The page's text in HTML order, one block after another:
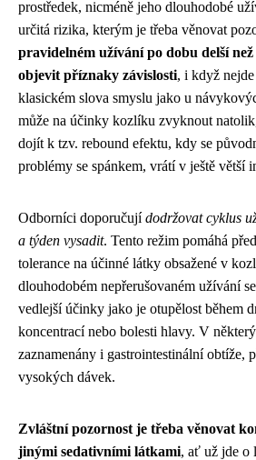
prostředek, nicméně jeho dlouhodobé
určitá rizika, kterým je třeba věnovat
pravidelném užívání po dobu delší než
objevit příznaky závislosti, i když
klasickém slova smyslu jako u
může na účinky kozlíku zvyknout
dojít k tzv. rebound efektu, kdy se
problémy se spánkem, vrátí v ještě větší
Odborníci doporučujídodržovat cyklus
a týden vysadit. Tento režim pomáhá
tolerance na účinné látky obsažené v
dlouhodobém nepřerušovaném užívání
vedlejší účinky jako je otupělost během
koncentrací nebo bolesti hlavy. V
zaznamenány i gastrointestinální obtíže,
vysokých dávek.
Zvláštní pozornost je třeba věnovat
jinými sedativními látkami, ať už jde o